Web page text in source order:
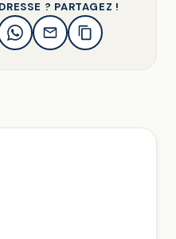
? PARTAGEZ !